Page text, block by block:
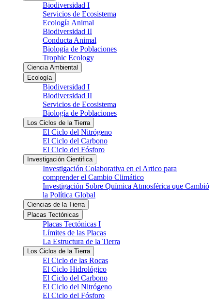
Biodiversidad I
Servicios de Ecosistema
Ecología Animal
Biodiversidad II
Conducta Animal
Biología de Poblaciones
Trophic Ecology
Ciencia Ambiental
Ecología
Biodiversidad I
Biodiversidad II
Servicios de Ecosistema
Biología de Poblaciones
Los Ciclos de la Tierra
El Ciclo del Nitrógeno
El Ciclo del Carbono
El Ciclo del Fósforo
Investigación Cientifica
Investigación Colaborativa en el Artico para
comprender el Cambio Climático
Investigación Sobre Química Atmosférica que Cambió
la Política Global
Ciencias de la Tierra
Placas Tectónicas
Placas Tectónicas I
Límites de las Placas
La Estructura de la Tierra
Los Ciclos de la Tierra
El Ciclo de las Rocas
El Ciclo Hidrológico
El Ciclo del Carbono
El Ciclo del Nitrógeno
El Ciclo del Fósforo